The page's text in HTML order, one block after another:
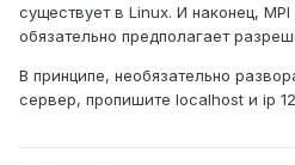
существует в Linux. И наконец,
обязательно предполагает
В принципе, необязательно
сервер, пропишите localhost и ip